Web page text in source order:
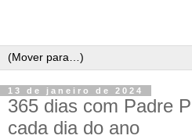
13 de janeiro de 2024
365 dias com Padre
cada dia do ano